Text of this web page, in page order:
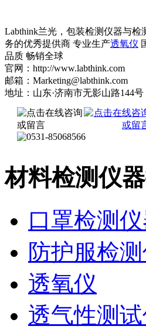
Labthink兰光，包装检测仪器与检
务的优秀提供商 专业生产透氧仪
品质 畅销全球
官网：http://www.labthink.com
邮箱：Marketing@labthink.com
地址：山东·济南市无影山路144号
材料检测仪
口罩检测
防护服检
透氧仪
透气性测